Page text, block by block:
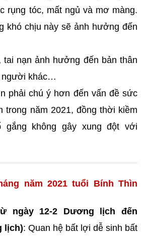
rụng tóc, mất ngủ và mơ màng.
khó chịu này sẽ ảnh hưởng đến
nạn ảnh hưởng đến bản thân
người khác…
phải chú ý hơn đến vấn đề sức
trong năm 2021, đồng thời kiềm
gắng không gây xung đột với
năm 2021 tuổi Bính Thìn
ngày 12-2 Dương lịch đến
lịch): Quan hệ bất lợi dễ sinh bất